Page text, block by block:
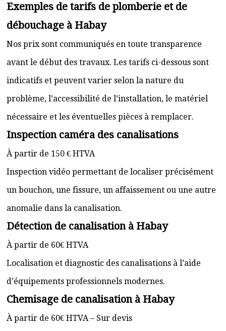
Exemples de tarifs de plomberie et de
débouchage à Habay
Nos prix sont communiqués en toute transparence
avant le début des travaux. Les tarifs ci-dessous sont
indicatifs et peuvent varier selon la nature du
problème, l’accessibilité de l’installation, le matériel
nécessaire et les éventuelles pièces à remplacer.
Inspection caméra des canalisations
À partir de 150 € HTVA
Inspection vidéo permettant de localiser précisément
un bouchon, une fissure, un affaissement ou une autre
anomalie dans la canalisation.
Détection de canalisation à Habay
À partir de 60€ HTVA
Localisation et diagnostic des canalisations à l’aide
d’équipements professionnels modernes.
Chemisage de canalisation à Habay
À partir de 60€ HTVA – Sur devis